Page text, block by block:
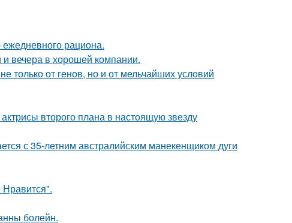
рациона.
вечера в хорошей компании.
только от генов, но и от мельчайших условий
второго плана в настоящую звезду
с 35-летним австралийским манекенщиком дуги
болейн.